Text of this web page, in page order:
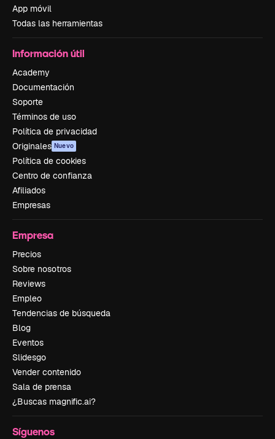
App móvil
Todas las herramientas
Información útil
Academy
Documentación
Soporte
Términos de uso
Política de privacidad
Originales Nuevo
Política de cookies
Centro de confianza
Afiliados
Empresas
Empresa
Precios
Sobre nosotros
Reviews
Empleo
Tendencias de búsqueda
Blog
Eventos
Slidesgo
Vender contenido
Sala de prensa
¿Buscas magnific.ai?
Síguenos